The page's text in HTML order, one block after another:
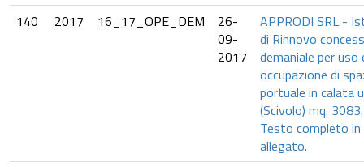
140
2017 16_17_OPE_DEM
26-
09-
2017
APPRODI SRL -
di Rinnovo
demaniale per uso
occupazione di
portuale in calata
(Scivolo) mq. 3083.
Testo completo in
allegato.